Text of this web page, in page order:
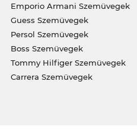
Emporio Armani Szemüvegek
Guess Szemüvegek
Persol Szemüvegek
Boss Szemüvegek
Tommy Hilfiger Szemüvegek
Carrera Szemüvegek